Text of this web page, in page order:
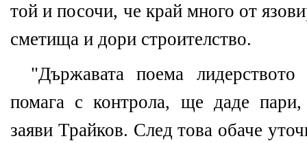
той и посочи, че край много от
сметища и дори строителство.
"Държавата поема
помага с контрола, ще даде
заяви Трайков. След това обаче